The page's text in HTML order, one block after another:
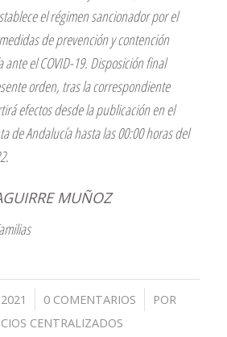
MUÑOZ
0 COMENTARIOS
/
POR
CENTRALIZADOS